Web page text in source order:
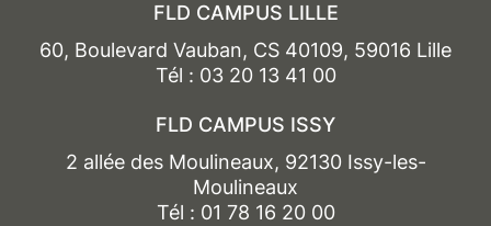
FLD CAMPUS LILLE
60, Boulevard Vauban, CS 40109, 59016 Lille
Tél : 03 20 13 41 00
FLD CAMPUS ISSY
2 allée des Moulineaux, 92130 Issy-les-
Moulineaux
Tél : 01 78 16 20 00